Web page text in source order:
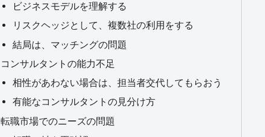
ビジネスモデルを理解する
リスクヘッジとして、複数社の利用をする
結局は、マッチングの問題
コンサルタントの能力不足
相性があわない場合は、担当者交代してもらおう
有能なコンサルタントの見分け方
転職市場でのニーズの問題